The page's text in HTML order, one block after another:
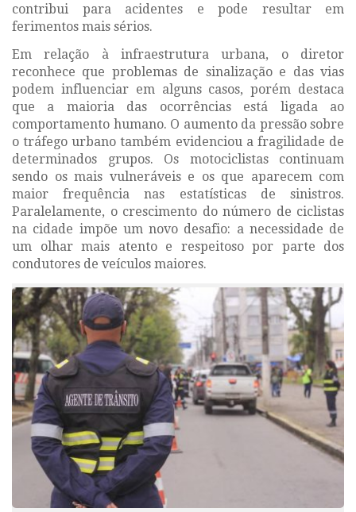
contribui para acidentes e pode resultar em
ferimentos mais sérios.
Em relação à infraestrutura urbana, o diretor
reconhece que problemas de sinalização e das vias
podem influenciar em alguns casos, porém destaca
que a maioria das ocorrências está ligada ao
comportamento humano. O aumento da pressão sobre
o tráfego urbano também evidenciou a fragilidade de
determinados grupos. Os motociclistas continuam
sendo os mais vulneráveis e os que aparecem com
maior frequência nas estatísticas de sinistros.
Paralelamente, o crescimento do número de ciclistas
na cidade impõe um novo desafio: a necessidade de
um olhar mais atento e respeitoso por parte dos
condutores de veículos maiores.